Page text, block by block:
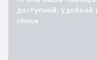
помогая